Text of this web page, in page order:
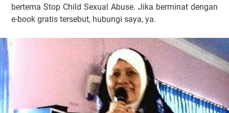
bertema Stop Child Sexual Abuse. Jika berminat dengan
e-book gratis tersebut, hubungi saya, ya.